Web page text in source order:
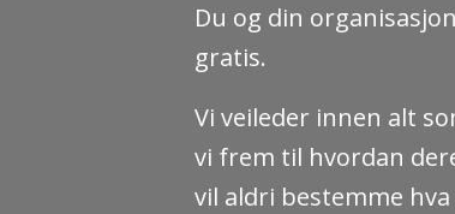
Du og din
gratis.
Vi veileder innen alt
vi frem til hvordan
vil aldri bestemme